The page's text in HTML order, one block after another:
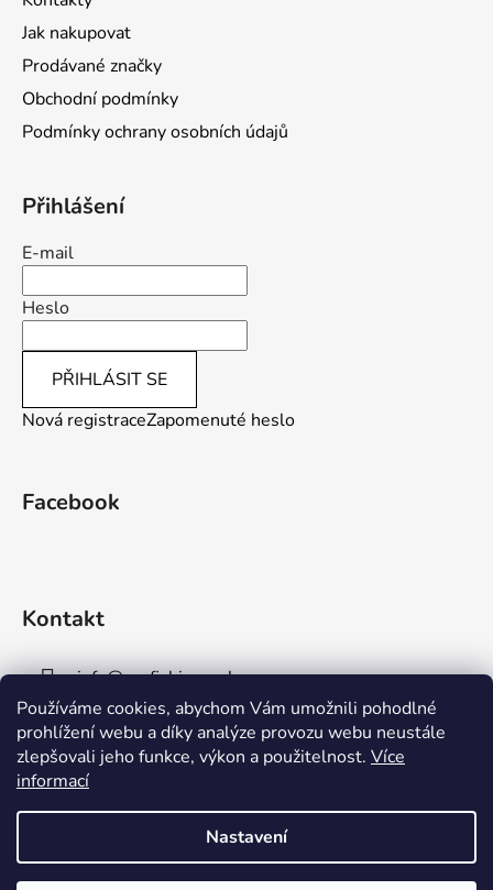
Používáme cookies, abychom Vám umožnili pohodlné
prohlížení webu a díky analýze provozu webu neustále
zlepšovali jeho funkce, výkon a použitelnost. Více
informací
Nastavení
Jak nakupovat
Prodávané značky
Obchodní podmínky
Podmínky ochrany osobních údajů
Přihlášení
E-mail
Heslo
PŘIHLÁSIT SE
Nová registraceZapomenuté heslo
Facebook
Kontakt
info@aaafishingpraha.cz
778 011 878